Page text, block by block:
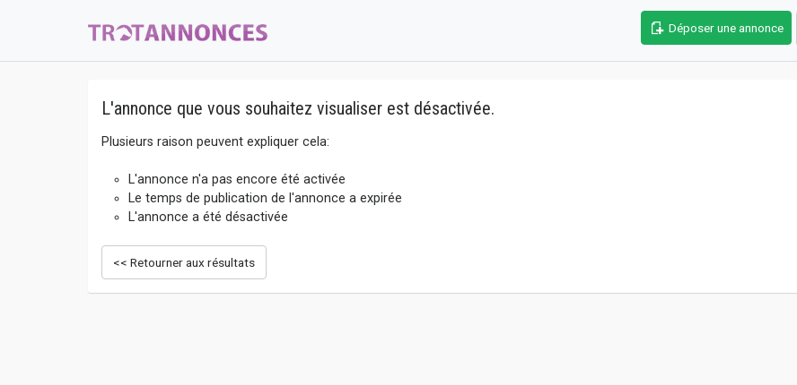
Déposer une annonce
L'annonce que vous souhaitez visualiser est désactivée.
Plusieurs raison peuvent expliquer cela:
L'annonce n'a pas encore été activée
Le temps de publication de l'annonce a expirée
L'annonce a été désactivée
<< Retourner aux résultats